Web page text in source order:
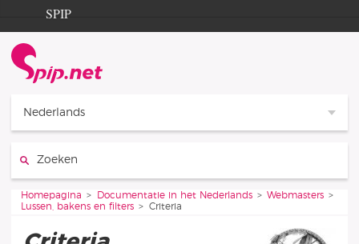
Ga naar de inhoud
Ga naar de navigatie
SPIP
Documentation
Contribution
Nederlands
Je bent hier:
Homepagina Documentatie in het Nederlands
Webmasters
Lussen, bakens en filters
Criteria